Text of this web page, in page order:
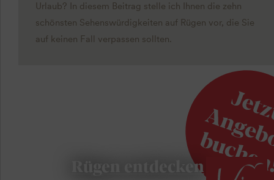
Urlaub? In diesem Beitrag stelle ich Ihnen die zehn
schönsten Sehenswürdigkeiten auf Rügen vor, die Sie
auf keinen Fall verpassen sollten.
Rügen entdecken